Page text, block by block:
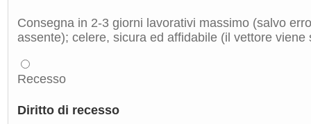
Consegna in 2-3 giorni lavorativi massimo (salvo
assente); celere, sicura ed affidabile (il vettore
Recesso
Diritto di recesso